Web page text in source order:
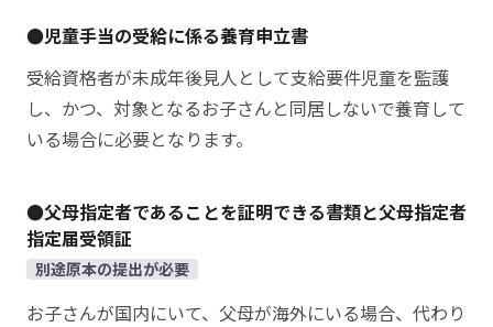
●児童手当の受給に係る養育申立書
受給資格者が未成年後見人として支給要件児童を監護
し、かつ、対象となるお子さんと同居しないで養育して
いる場合に必要となります。
●父母指定者であることを証明できる書類と父母指定者
指定届受領証
別途原本の提出が必要
お子さんが国内にいて、父母が海外にいる場合、代わり